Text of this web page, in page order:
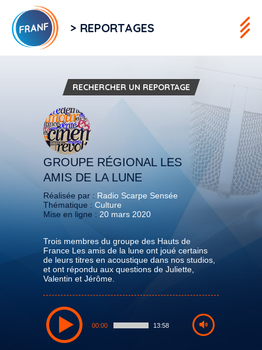
> REPORTAGES
RECHERCHER UN REPORTAGE
GROUPE RÉGIONAL LES
AMIS DE LA LUNE
Réalisée par : Radio Scarpe Sensée
Thématique : Culture
Mise en ligne : 20 mars 2020
Trois membres du groupe des Hauts de
France Les amis de la lune ont joué certains
de leurs titres en acoustique dans nos studios,
et ont répondu aux questions de Juliette,
Valentin et Jérôme.
00:00 13:58